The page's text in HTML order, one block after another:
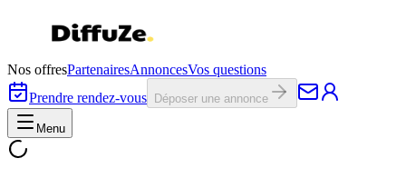
Nos offresPartenairesAnnoncesVos questions
Prendre rendez-vous
Déposer une annonce
Menu